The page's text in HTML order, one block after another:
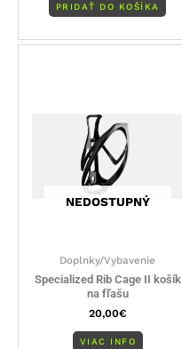
PRIDAŤ DO KOŠÍKA
NEDOSTUPNÝ
Doplnky/Vybavenie
Specialized Rib Cage II košík
na fľašu
20,00€
VIAC INFO